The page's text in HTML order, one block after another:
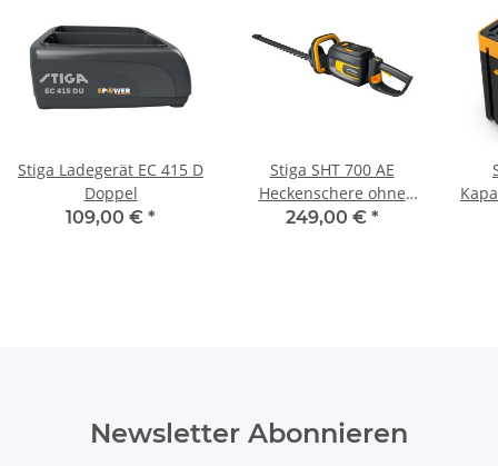
Stiga Ladegerät EC 415 D
Doppel
109,00 € *
Stiga SHT 700 AE
Heckenschere ohne
Akku und Ladegerät
249,00 € *
Newsletter Abonnieren